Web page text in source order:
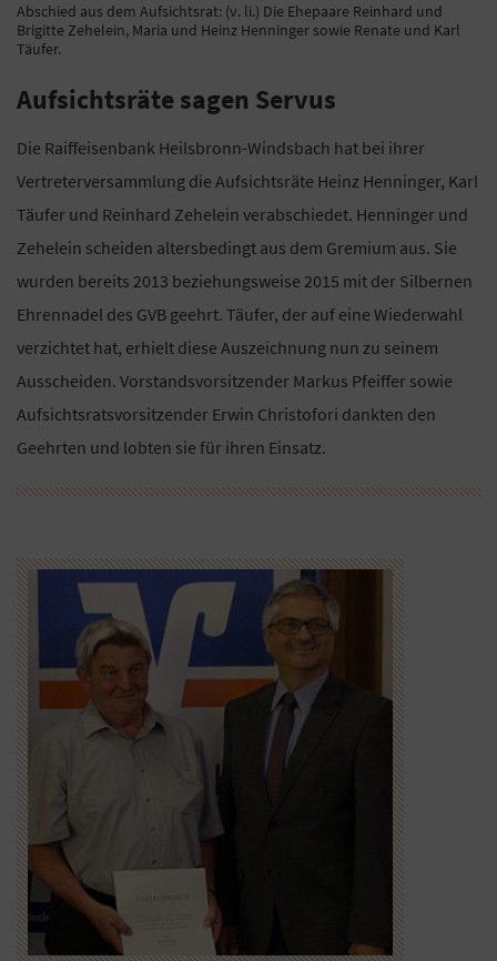
Abschied aus dem Aufsichtsrat: (v. li.) Die Ehepaare Reinhard und
Brigitte Zehelein, Maria und Heinz Henninger sowie Renate und Karl
Täufer.
Aufsichtsräte sagen Servus
Die Raiffeisenbank Heilsbronn-Windsbach hat bei ihrer
Vertreterversammlung die Aufsichtsräte Heinz Henninger, Karl
Täufer und Reinhard Zehelein verabschiedet. Henninger und
Zehelein scheiden altersbedingt aus dem Gremium aus. Sie
wurden bereits 2013 beziehungsweise 2015 mit der Silbernen
Ehrennadel des GVB geehrt. Täufer, der auf eine Wiederwahl
verzichtet hat, erhielt diese Auszeichnung nun zu seinem
Ausscheiden. Vorstandsvorsitzender Markus Pfeiffer sowie
Aufsichtsratsvorsitzender Erwin Christofori dankten den
Geehrten und lobten sie für ihren Einsatz.